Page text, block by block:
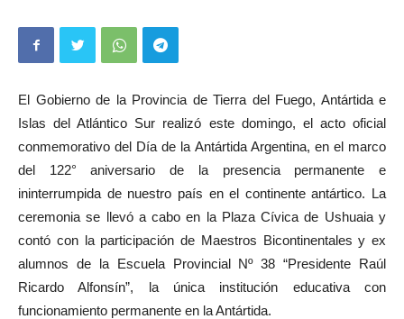
El Gobierno de la Provincia de Tierra del Fuego, Antártida e
Islas del Atlántico Sur realizó este domingo, el acto oficial
conmemorativo del Día de la Antártida Argentina, en el marco
del 122° aniversario de la presencia permanente e
ininterrumpida de nuestro país en el continente antártico. La
ceremonia se llevó a cabo en la Plaza Cívica de Ushuaia y
contó con la participación de Maestros Bicontinentales y ex
alumnos de la Escuela Provincial Nº 38 “Presidente Raúl
Ricardo Alfonsín”, la única institución educativa con
funcionamiento permanente en la Antártida.